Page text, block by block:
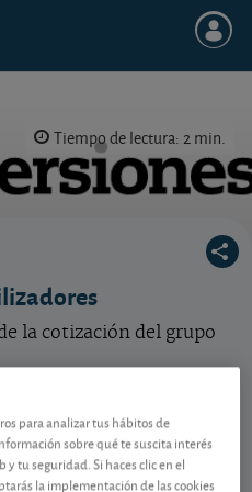
Tiempo de lectura: 2 min.
la cotización del grupo
0,026 EUR (0,31 %)
para analizar tus hábitos de
sobre qué te suscita interés
tu seguridad. Si haces clic en el
la implementación de las cookies